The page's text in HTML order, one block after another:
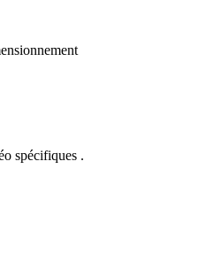
spécifiques .